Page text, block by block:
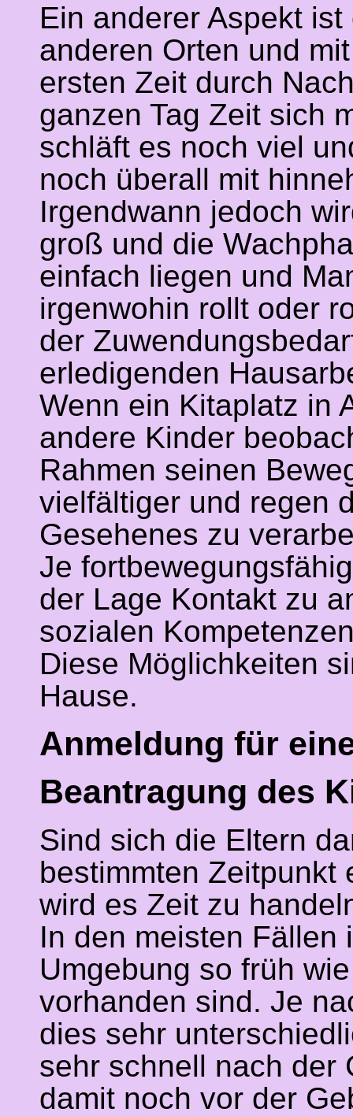
Ein anderer Aspekt
anderen Orten und
ersten Zeit durch
ganzen Tag Zeit sich
schläft es noch viel
noch überall mit
Irgendwann jedoch
groß und die
einfach liegen und
irgenwohin rollt oder
der
erledigenden
Wenn ein Kitaplatz in
andere Kinder
Rahmen seinen
vielfältiger und regen
Gesehenes zu
Je
der Lage Kontakt zu
sozialen
Diese Möglichkeiten
Hause.
Anmeldung für
Beantragung des
Sind sich die Eltern
bestimmten Zeitpunkt
wird es Zeit zu
In den meisten Fällen
Umgebung so früh
vorhanden sind. Je
dies sehr
sehr schnell nach der
damit noch vor der